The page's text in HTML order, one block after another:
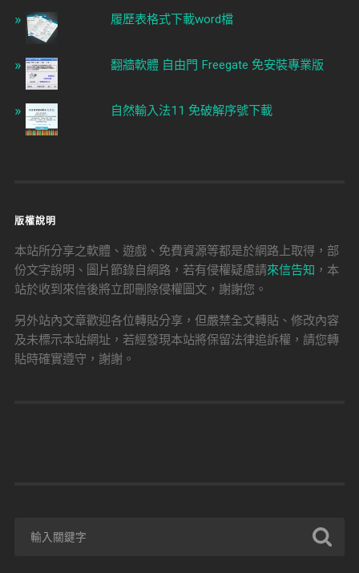
履歷表格式下載word檔
翻牆軟體 自由門 Freegate 免安裝專業版
自然輸入法11 免破解序號下載
版權說明
本站所分享之軟體、遊戲、免費資源等都是於網路上取得，部
份文字說明、圖片節錄自網路，若有侵權疑慮請來信告知 ，本
站於收到來信後將立即刪除侵權圖文，謝謝您。
另外站內文章歡迎各位轉貼分享，但嚴禁全文轉貼、修改內容
及未標示本站網址，若經發現本站將保留法律追訴權，請您轉
貼時確實遵守，謝謝。